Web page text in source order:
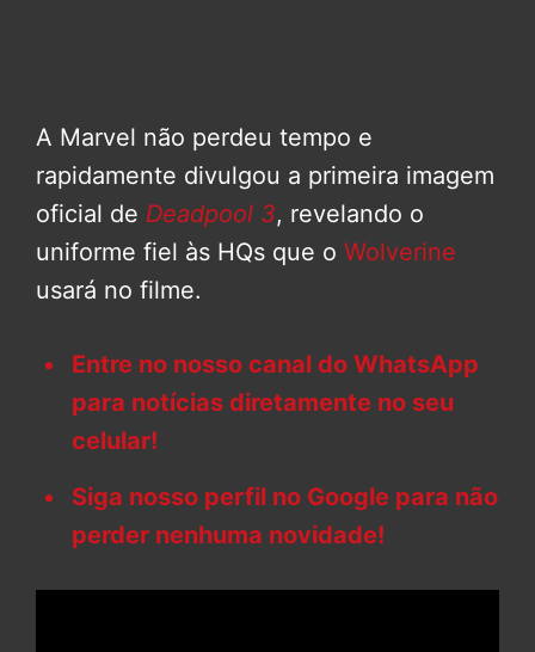
A Marvel não perdeu tempo e
rapidamente divulgou a primeira imagem
oficial de Deadpool 3, revelando o
uniforme fiel às HQs que o Wolverine
usará no filme.
Entre no nosso canal do WhatsApp
para notícias diretamente no seu
celular!
Siga nosso perfil no Google para não
perder nenhuma novidade!